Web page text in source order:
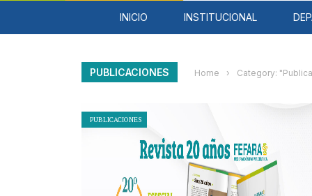
INICIO INSTITUCIONAL
PUBLICACIONES Home › Category:
PUBLICACIONES